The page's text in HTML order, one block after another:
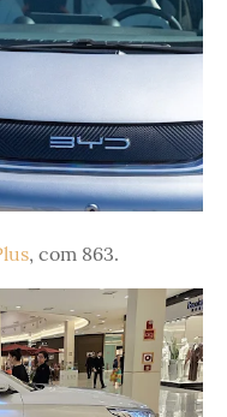
, com 863.